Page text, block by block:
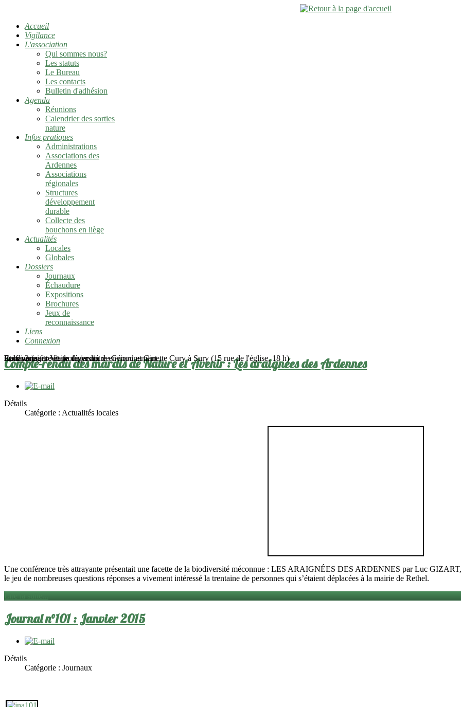
Accueil
Vigilance
L'association
Qui sommes nous?
Les statuts
Le Bureau
Les contacts
Bulletin d'adhésion
Agenda
Réunions
Calendrier des sorties
nature
Infos pratiques
Administrations
Associations des
Ardennes
Associations
régionales
Structures
développement
durable
Collecte des
bouchons en liège
Actualités
Locales
Globales
Dossiers
Journaux
Échaudure
Expositions
Brochures
Jeux de
reconnaissance
Liens
Connexion
mardi 2 juin - Visite du jardin de Gérard et Ginette Cury à Sury (15 rue de l'église, 18 h)
Pour connaître et protéger notre environnement
En favoriser toute la diversité
Et la partager
Compte-rendu des mardis de Nature et Avenir : Les araignées des Ardennes
Détails
Catégorie : Actualités locales
Une conférence très attrayante présentait une facette de la biodiversité méconnue : LES ARAIGNÉES DES ARDENNES par Luc
le jeu de nombreuses questions réponses a vivement intéressé la trentaine de personnes qui s’étaient déplacées à la mairie de Rethel.
Lire la suite...
Journal n°101 : Janvier 2015
Détails
Catégorie : Journaux